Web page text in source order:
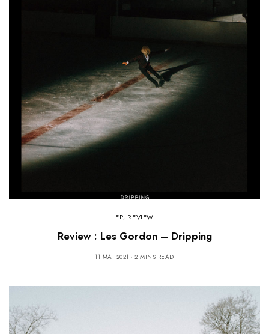
EP, REVIEW
Review : Les Gordon – Dripping
11 MAI 2021 2 MINS READ